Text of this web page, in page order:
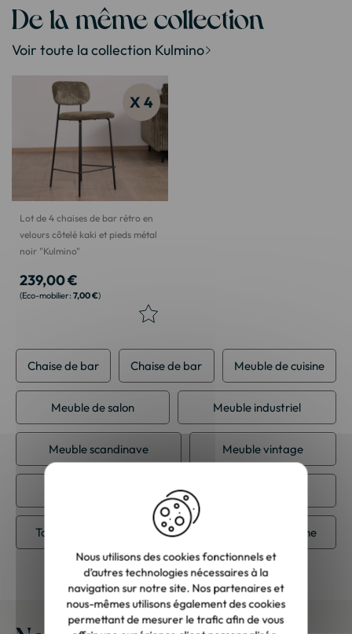
De la même collection
Voir toute la collection Kulmino
X 4
Lot de 4 chaises de bar rétro en
velours côtelé kaki et pieds métal
noir "Kulmino"
239,00 €
7,00 €
Chaise de bar Chaise de bar Meuble de cuisine
Meuble de salon Meuble industriel
Meuble scandinave Meuble vintage
Tabouret de bar industriel Tabouret de cuisine
Nous utilisons des cookies fonctionnels et
d’autres technologies nécessaires à la
navigation sur notre site. Nos partenaires et
nous-mêmes utilisons également des cookies
permettant de mesurer le trafic afin de vous